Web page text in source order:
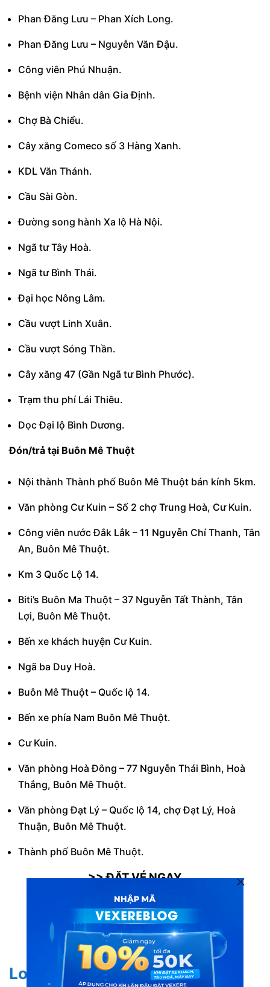
Phan Đăng Lưu – Phan Xích Long.
Phan Đăng Lưu – Nguyễn Văn Đậu.
Công viên Phú Nhuận.
Bệnh viện Nhân dân Gia Định.
Chợ Bà Chiểu.
Cây xăng Comeco số 3 Hàng Xanh.
KDL Văn Thánh.
Cầu Sài Gòn.
Đường song hành Xa lộ Hà Nội.
Ngã tư Tây Hoà.
Ngã tư Bình Thái.
Đại học Nông Lâm.
Cầu vượt Linh Xuân.
Cầu vượt Sóng Thần.
Cây xăng 47 (Gần Ngã tư Bình Phước).
Trạm thu phí Lái Thiêu.
Dọc Đại lộ Bình Dương.
Đón/trả tại Buôn Mê Thuột
Nội thành Thành phố Buôn Mê Thuột bán kính 5km.
Văn phòng Cư Kuin – Số 2 chợ Trung Hoà, Cư Kuin.
Công viên nước Đắk Lắk – 11 Nguyễn Chí Thanh, Tân
An, Buôn Mê Thuột.
Km 3 Quốc Lộ 14.
Biti’s Buôn Ma Thuột – 37 Nguyễn Tất Thành, Tân
Lợi, Buôn Mê Thuột.
Bến xe khách huyện Cư Kuin.
Ngã ba Duy Hoà.
Buôn Mê Thuột – Quốc lộ 14.
Bến xe phía Nam Buôn Mê Thuột.
Cư Kuin.
Văn phòng Hoà Đông – 77 Nguyễn Thái Bình, Hoà
Thắng, Buôn Mê Thuột.
Văn phòng Đạt Lý – Quốc lộ 14, chợ Đạt Lý, Hoà
Thuận, Buôn Mê Thuột.
Thành phố Buôn Mê Thuột.
>> ĐẶT VÉ NGAY
Xe Tiến Oanh đi Buôn Mê Thuột từ Sài Gòn
Xe Tiến Oanh đi Sài Gòn từ Buôn Mê Thuột
Long Vân Limousine